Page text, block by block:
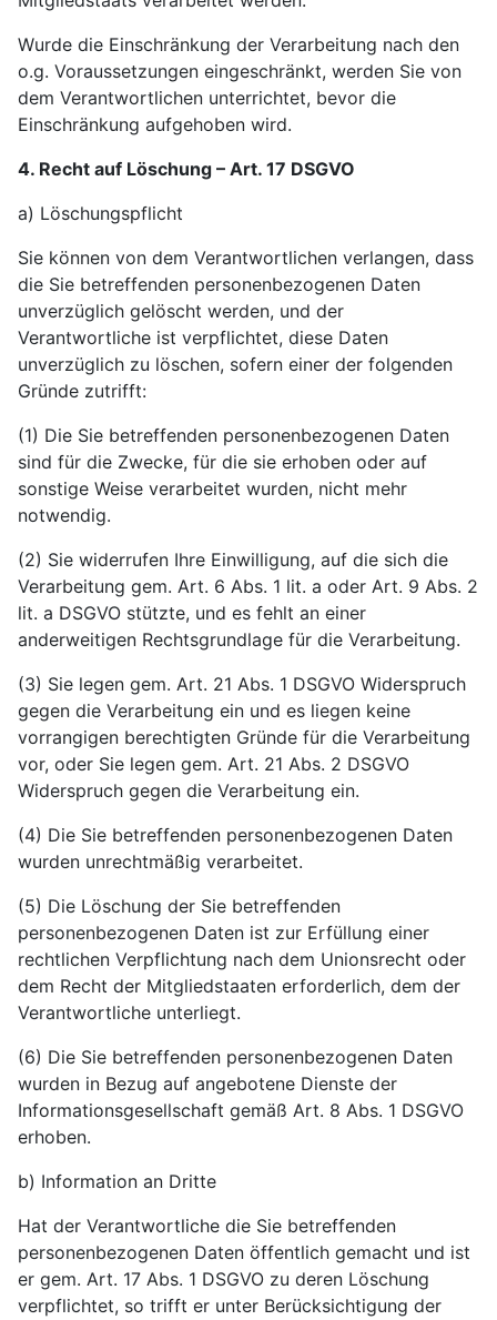
Wurde die Einschränkung der Verarbeitung nach den
o.g. Voraussetzungen eingeschränkt, werden Sie von
dem Verantwortlichen unterrichtet, bevor die
Einschränkung aufgehoben wird.
4. Recht auf Löschung – Art. 17 DSGVO
a) Löschungspflicht
Sie können von dem Verantwortlichen verlangen, dass
die Sie betreffenden personenbezogenen Daten
unverzüglich gelöscht werden, und der
Verantwortliche ist verpflichtet, diese Daten
unverzüglich zu löschen, sofern einer der folgenden
Gründe zutrifft:
(1) Die Sie betreffenden personenbezogenen Daten
sind für die Zwecke, für die sie erhoben oder auf
sonstige Weise verarbeitet wurden, nicht mehr
notwendig.
(2) Sie widerrufen Ihre Einwilligung, auf die sich die
Verarbeitung gem. Art. 6 Abs. 1 lit. a oder Art. 9 Abs. 2
lit. a DSGVO stützte, und es fehlt an einer
anderweitigen Rechtsgrundlage für die Verarbeitung.
(3) Sie legen gem. Art. 21 Abs. 1 DSGVO Widerspruch
gegen die Verarbeitung ein und es liegen keine
vorrangigen berechtigten Gründe für die Verarbeitung
vor, oder Sie legen gem. Art. 21 Abs. 2 DSGVO
Widerspruch gegen die Verarbeitung ein.
(4) Die Sie betreffenden personenbezogenen Daten
wurden unrechtmäßig verarbeitet.
(5) Die Löschung der Sie betreffenden
personenbezogenen Daten ist zur Erfüllung einer
rechtlichen Verpflichtung nach dem Unionsrecht oder
dem Recht der Mitgliedstaaten erforderlich, dem der
Verantwortliche unterliegt.
(6) Die Sie betreffenden personenbezogenen Daten
wurden in Bezug auf angebotene Dienste der
Informationsgesellschaft gemäß Art. 8 Abs. 1 DSGVO
erhoben.
b) Information an Dritte
Hat der Verantwortliche die Sie betreffenden
personenbezogenen Daten öffentlich gemacht und ist
er gem. Art. 17 Abs. 1 DSGVO zu deren Löschung
verpflichtet, so trifft er unter Berücksichtigung der